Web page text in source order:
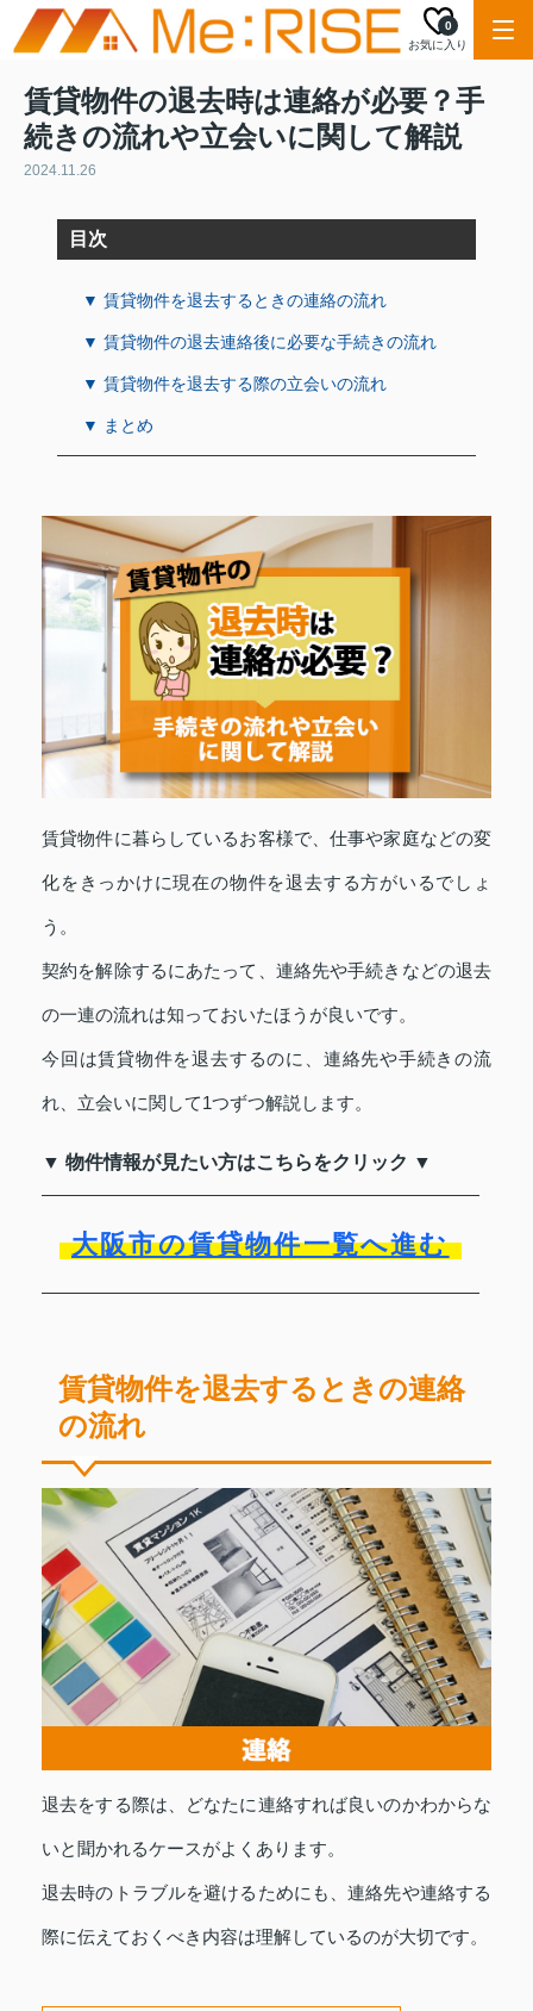
お気に入り
0
賃貸物件の退去時は連絡が必要？手
続きの流れや立会いに関して解説
2024.11.26
目次
▼ 賃貸物件を退去するときの連絡の流れ
▼ 賃貸物件の退去連絡後に必要な手続きの流れ
▼ 賃貸物件を退去する際の立会いの流れ
▼ まとめ
賃貸物件に暮らしているお客様で、仕事や家庭などの変
化をきっかけに現在の物件を退去する方がいるでしょ
う。
契約を解除するにあたって、連絡先や手続きなどの退去
の一連の流れは知っておいたほうが良いです。
今回は賃貸物件を退去するのに、連絡先や手続きの流
れ、立会いに関して1つずつ解説します。
▼ 物件情報が見たい方はこちらをクリック ▼
大阪市の賃貸物件一覧へ進む
賃貸物件を退去するときの連絡
の流れ
退去をする際は、どなたに連絡すれば良いのかわからな
いと聞かれるケースがよくあります。
退去時のトラブルを避けるためにも、連絡先や連絡する
際に伝えておくべき内容は理解しているのが大切です。